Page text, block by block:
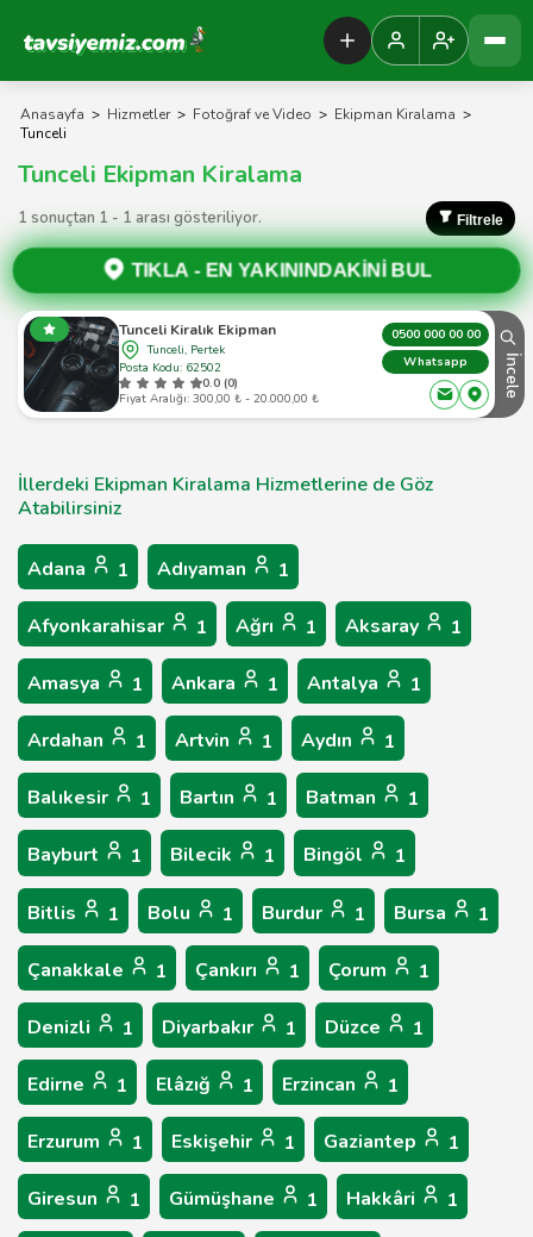
Tavsiyemiz Anasayfa
Anasayfa > Hizmetler > Fotoğraf ve Video > Ekipman Kiralama >
Tunceli
Tunceli Ekipman Kiralama
1 sonuçtan 1 - 1 arası gösteriliyor. Filtrele
TIKLA - EN YAKININDAKİNİ BUL
Tunceli Kiralık Ekipman
Tunceli, Pertek
Posta Kodu: 62502
0.0 (0)
Fiyat Aralığı: 300,00 ₺ - 20.000,00 ₺
0500 000 00 00
Whatsapp
İncele
İllerdeki Ekipman Kiralama Hizmetlerine de Göz
Atabilirsiniz
Adana 1 Adıyaman 1
Afyonkarahisar 1 Ağrı 1 Aksaray 1
Amasya 1 Ankara 1 Antalya 1
Ardahan 1 Artvin 1 Aydın 1
Balıkesir 1 Bartın 1 Batman 1
Bayburt 1 Bilecik 1 Bingöl 1
Bitlis 1 Bolu 1 Burdur 1 Bursa 1
Çanakkale 1 Çankırı 1 Çorum 1
Denizli 1 Diyarbakır 1 Düzce 1
Edirne 1 Elâzığ 1 Erzincan 1
Erzurum 1 Eskişehir 1 Gaziantep 1
Giresun 1 Gümüşhane 1 Hakkâri 1